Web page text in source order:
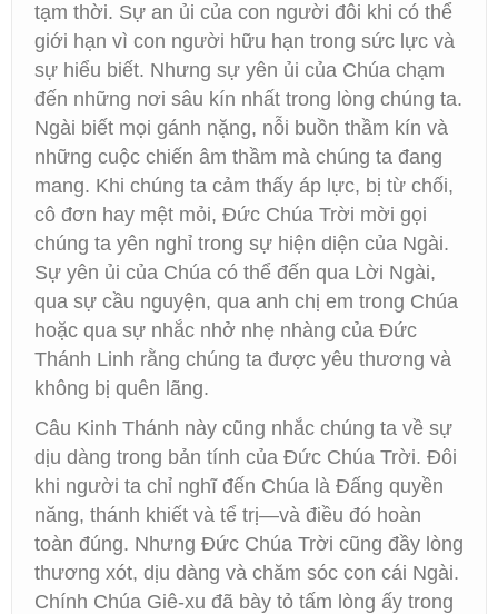
tạm thời. Sự an ủi của con người đôi khi có thể
giới hạn vì con người hữu hạn trong sức lực và
sự hiểu biết. Nhưng sự yên ủi của Chúa chạm
đến những nơi sâu kín nhất trong lòng chúng ta.
Ngài biết mọi gánh nặng, nỗi buồn thầm kín và
những cuộc chiến âm thầm mà chúng ta đang
mang. Khi chúng ta cảm thấy áp lực, bị từ chối,
cô đơn hay mệt mỏi, Đức Chúa Trời mời gọi
chúng ta yên nghỉ trong sự hiện diện của Ngài.
Sự yên ủi của Chúa có thể đến qua Lời Ngài,
qua sự cầu nguyện, qua anh chị em trong Chúa
hoặc qua sự nhắc nhở nhẹ nhàng của Đức
Thánh Linh rằng chúng ta được yêu thương và
không bị quên lãng.
Câu Kinh Thánh này cũng nhắc chúng ta về sự
dịu dàng trong bản tính của Đức Chúa Trời. Đôi
khi người ta chỉ nghĩ đến Chúa là Đấng quyền
năng, thánh khiết và tể trị—và điều đó hoàn
toàn đúng. Nhưng Đức Chúa Trời cũng đầy lòng
thương xót, dịu dàng và chăm sóc con cái Ngài.
Chính Chúa Giê-xu đã bày tỏ tấm lòng ấy trong